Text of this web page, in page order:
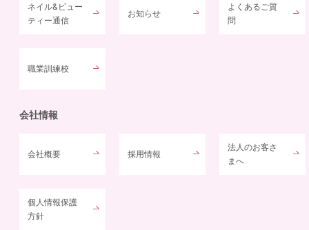
ネイル&ビュー
ティー通信
お知らせ
よくあるご質
問
職業訓練校
会社情報
会社概要 採用情報
法人のお客さ
まへ
個人情報保護
方針